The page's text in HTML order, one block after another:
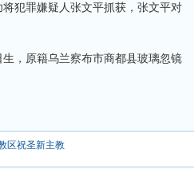
犯罪嫌疑人张文平抓获，张文平对
，原籍乌兰察布市商都县玻璃忽镜
区祝圣新主教